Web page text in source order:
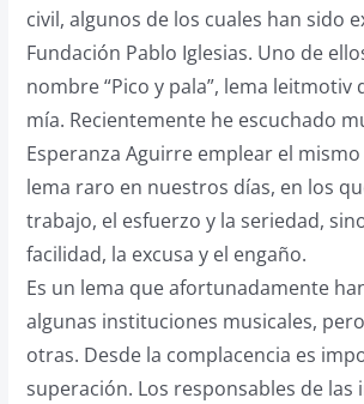
civil, algunos de los cuales han sido
Fundación Pablo Iglesias. Uno de
nombre “Pico y pala”, lema leitmotiv
mía. Recientemente he escuchado
Esperanza Aguirre emplear el mismo
lema raro en nuestros días, en los
trabajo, el esfuerzo y la seriedad,
facilidad, la excusa y el engaño.
Es un lema que afortunadamente
algunas instituciones musicales,
otras. Desde la complacencia es
superación. Los responsables de las